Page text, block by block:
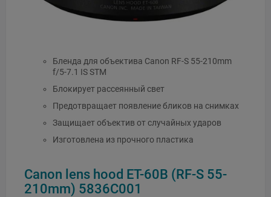
Бленда для объектива Canon RF-S 55-210mm
f/5-7.1 IS STM
Блокирует рассеянный свет
Предотвращает появление бликов на снимках
Защищает объектив от случайных ударов
Изготовлена из прочного пластика
Canon lens hood ET-60B (RF-S 55-
210mm) 5836C001